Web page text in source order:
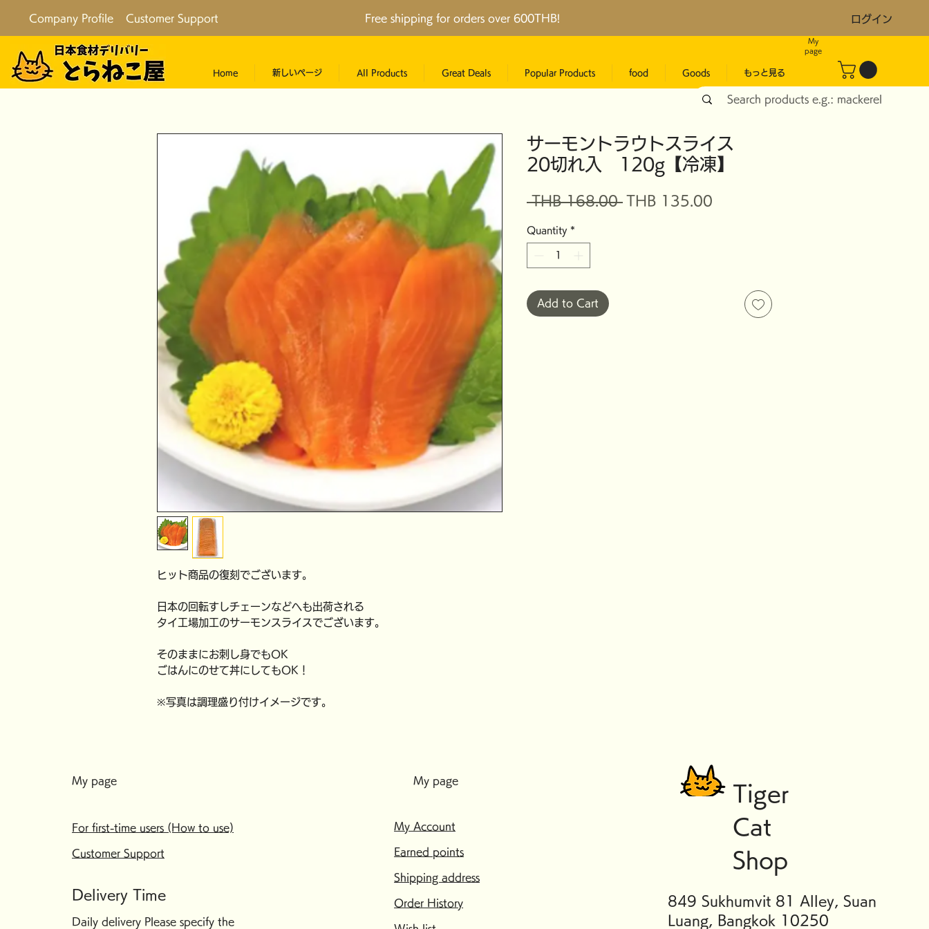
Company Profile Customer Support Free shipping for orders over 600THB! ログイン
My
page
Home 新しいページ All Products Great Deals Popular Products food Goods もっと見る
ヒット商品の復刻でございます。
日本の回転すしチェーンなどへも出荷される
タイ工場加工のサーモンスライスでございます。
そのままにお刺し身でもOK
ごはんにのせて丼にしてもOK！
※写真は調理盛り付けイメージです。
サーモントラウトスライス
20切れ入 120g【冷凍】
THB 168.00 Regular
THB 135.00
Quantity *
Add to Cart
My page
For first-time users (How to use)
Customer Support
Delivery Time
Daily delivery Please specify the
My page
My Account
Earned points
Shipping address
Order History
Tiger
Cat
Shop
849 Sukhumvit 81 Alley, Suan
Luang, Bangkok 10250